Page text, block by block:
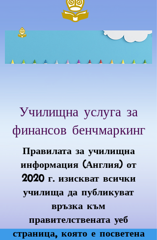
Училищна услуга за
финансов бенчмаркинг
Правилата за училищна
информация (Англия) от
2020 г. изискват всички
училища да публикуват
връзка към
правителствената уеб
страница, която е посветена